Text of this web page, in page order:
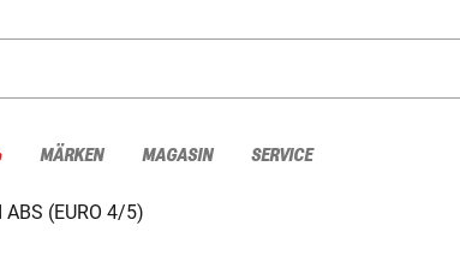
MÄRKEN MAGASIN SERVICE
ABS (EURO 4/5)